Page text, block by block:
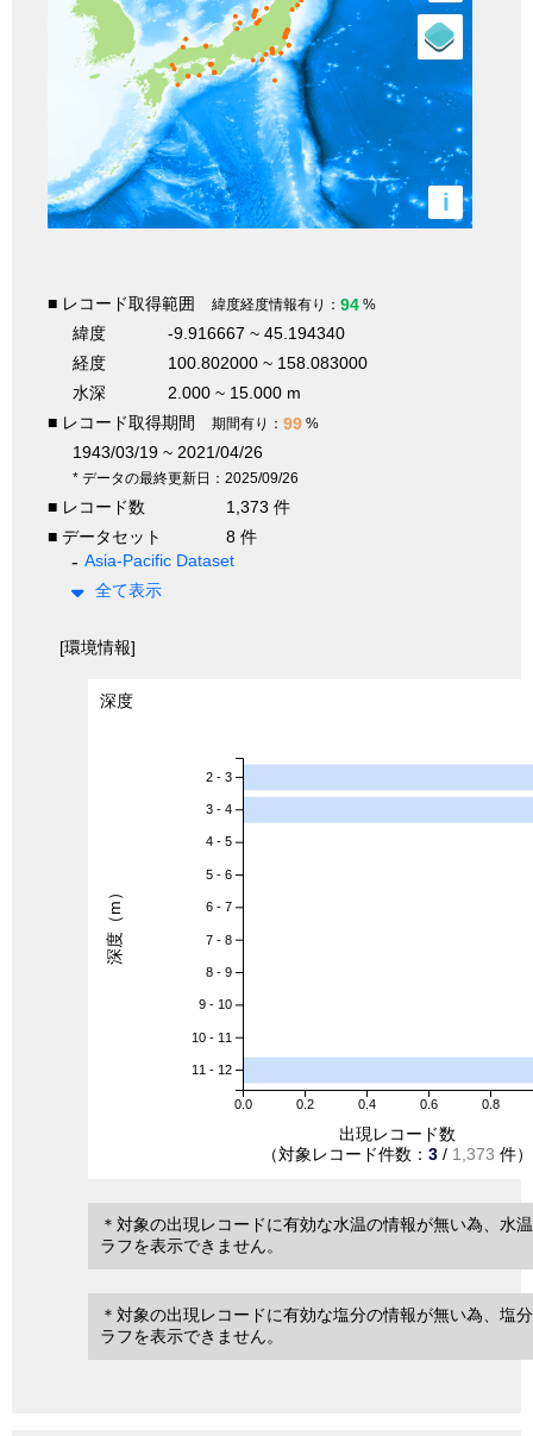
i
■ レコード取得範囲 緯度経度情報有り： 94 %
緯度
-9.916667 ~ 45.194340
経度
100.802000 ~ 158.083000
水深
2.000 ~ 15.000 m
■ レコード取得期間
期間有り： 99 %
1943/03/19 ~ 2021/04/26
* データの最終更新日：2025/09/26
■ レコード数
1,373 件
■ データセット
8 件
Asia-Pacific Dataset
全て表示
[環境情報]
深度
0.0 0.2 0.4 0.6 0.8
2 - 3
3 - 4
4 - 5
5 - 6
6 - 7
7 - 8
8 - 9
9 - 10
10 - 11
11 - 12
出現レコード数
（対象レコード件数： 3 / 1,373 件）
深度（m）
＊対象の出現レコードに有効な水温の情報が無い為、水
ラフを表示できません。
＊対象の出現レコードに有効な塩分の情報が無い為、塩
ラフを表示できません。